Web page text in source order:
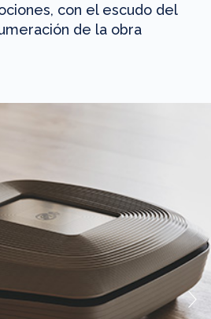
con el escudo del
de la obra